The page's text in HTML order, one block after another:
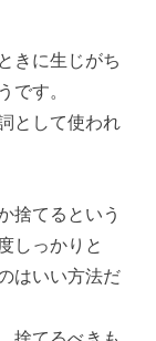
きに生じがち
です。
として使われ
捨てるという
しっかりと
はいい方法だ